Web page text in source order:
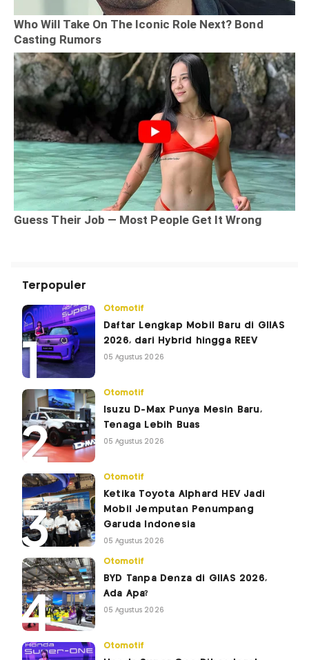
Terpopuler
Otomotif
Daftar Lengkap Mobil Baru di GIIAS
2026, dari Hybrid hingga REEV
05 Agustus 2026
Otomotif
Isuzu D-Max Punya Mesin Baru,
Tenaga Lebih Buas
05 Agustus 2026
Otomotif
Ketika Toyota Alphard HEV Jadi
Mobil Jemputan Penumpang
Garuda Indonesia
05 Agustus 2026
Otomotif
BYD Tanpa Denza di GIIAS 2026,
Ada Apa?
05 Agustus 2026
Otomotif